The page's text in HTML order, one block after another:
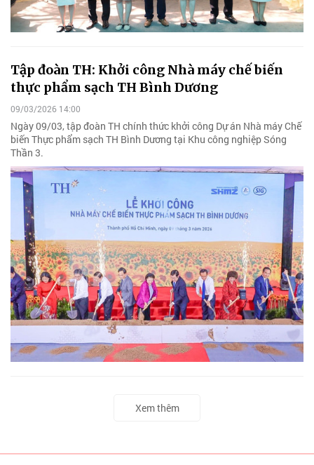
Tập đoàn TH: Khởi công Nhà máy chế biến
thực phẩm sạch TH Bình Dương
09/03/2026 14:00
Ngày 09/03, tập đoàn TH chính thức khởi công Dự án Nhà máy Chế
biến Thực phẩm sạch TH Bình Dương tại Khu công nghiệp Sóng
Thần 3.
Xem thêm